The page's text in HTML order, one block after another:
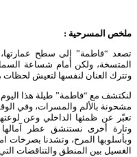
ملخص المسرحية :
تصعد “فاطمة” إلى سطح
المتسخة، ولكن أمام شساعة
وتترك العنان لنفسها لتعيش
لنكتشف مع “فاطمة” طيلة هذا
مشحونة بالألم والمسرات، وفي
تعبّر عن ظمئها الداخلي وعن
وتارة أخرى نستنشق عطر آمالها
وبأسلوبها المرح، وتشدنا بصرخات
الغسيل بين المنطق والتناقضات